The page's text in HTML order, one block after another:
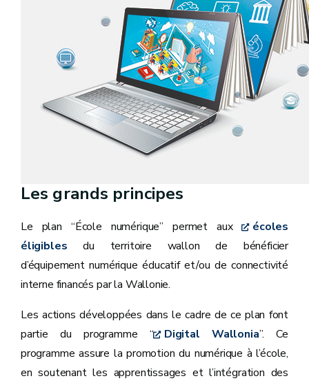
Les grands principes
Le plan “École numérique” permet aux
écoles
éligibles du territoire wallon de bénéficier
d’équipement numérique éducatif et/ou de connectivité
interne financés par la Wallonie.
Les actions développées dans le cadre de ce plan font
partie du programme “
Digital Wallonia”. Ce
programme assure la promotion du numérique à l’école,
en soutenant les apprentissages et l’intégration des